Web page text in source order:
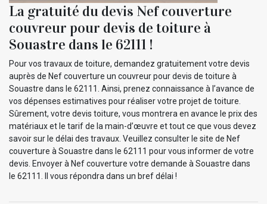
La gratuité du devis Nef couverture
couvreur pour devis de toiture à
Souastre dans le 62111 !
Pour vos travaux de toiture, demandez gratuitement votre devis
auprès de Nef couverture un couvreur pour devis de toiture à
Souastre dans le 62111. Ainsi, prenez connaissance à l’avance de
vos dépenses estimatives pour réaliser votre projet de toiture.
Sûrement, votre devis toiture, vous montrera en avance le prix des
matériaux et le tarif de la main-d’œuvre et tout ce que vous devez
savoir sur le délai des travaux. Veuillez consulter le site de Nef
couverture à Souastre dans le 62111 pour vous informer de votre
devis. Envoyer à Nef couverture votre demande à Souastre dans
le 62111. Il vous répondra dans un bref délai !